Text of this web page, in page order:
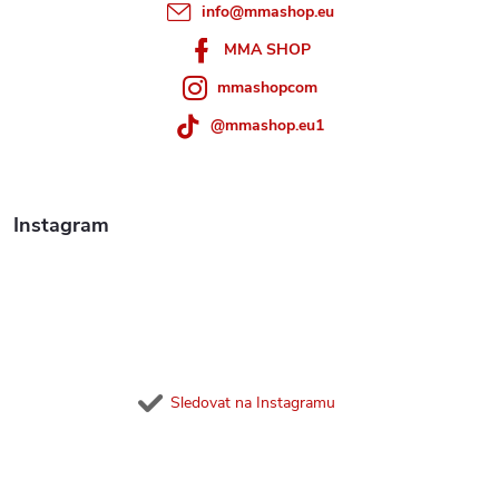
Instagram
Sledovat na Instagramu
info@mmashop.eu
MMA SHOP
mmashopcom
@mmashop.eu1